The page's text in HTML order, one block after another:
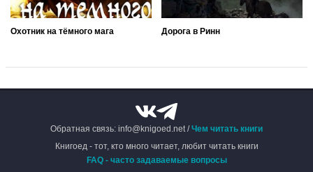
Охотник на тёмного мага Дорога в Ринн
Обратная связь: info@knigoed.net /Чем читать книги
Книгоед - тот, кто много читает, любит читать книги
FAQ - часто задаваемые вопросы